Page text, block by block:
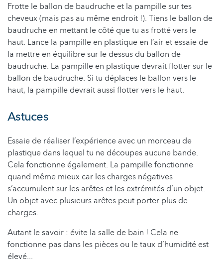
Frotte le ballon de baudruche et la pampille sur tes
cheveux (mais pas au même endroit !). Tiens le ballon de
baudruche en mettant le côté que tu as frotté vers le
haut. Lance la pampille en plastique en l’air et essaie de
la mettre en équilibre sur le dessus du ballon de
baudruche. La pampille en plastique devrait flotter sur le
ballon de baudruche. Si tu déplaces le ballon vers le
haut, la pampille devrait aussi flotter vers le haut.
Astuces
Essaie de réaliser l’expérience avec un morceau de
plastique dans lequel tu ne découpes aucune bande.
Cela fonctionne également. La pampille fonctionne
quand même mieux car les charges négatives
s’accumulent sur les arêtes et les extrémités d’un objet.
Un objet avec plusieurs arêtes peut porter plus de
charges.
Autant le savoir : évite la salle de bain ! Cela ne
fonctionne pas dans les pièces ou le taux d’humidité est
élevé...